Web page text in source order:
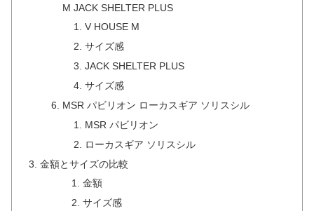
M JACK SHELTER PLUS
V HOUSE M
サイズ感
JACK SHELTER PLUS
サイズ感
MSR パビリオン ローカスギア ソリスシル
MSR パビリオン
ローカスギア ソリスシル
金額とサイズの比較
金額
サイズ感